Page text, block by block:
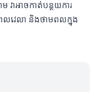
វាអាចកាត់បន្ថយការ
លវេលា និងថាមពលក្នុង